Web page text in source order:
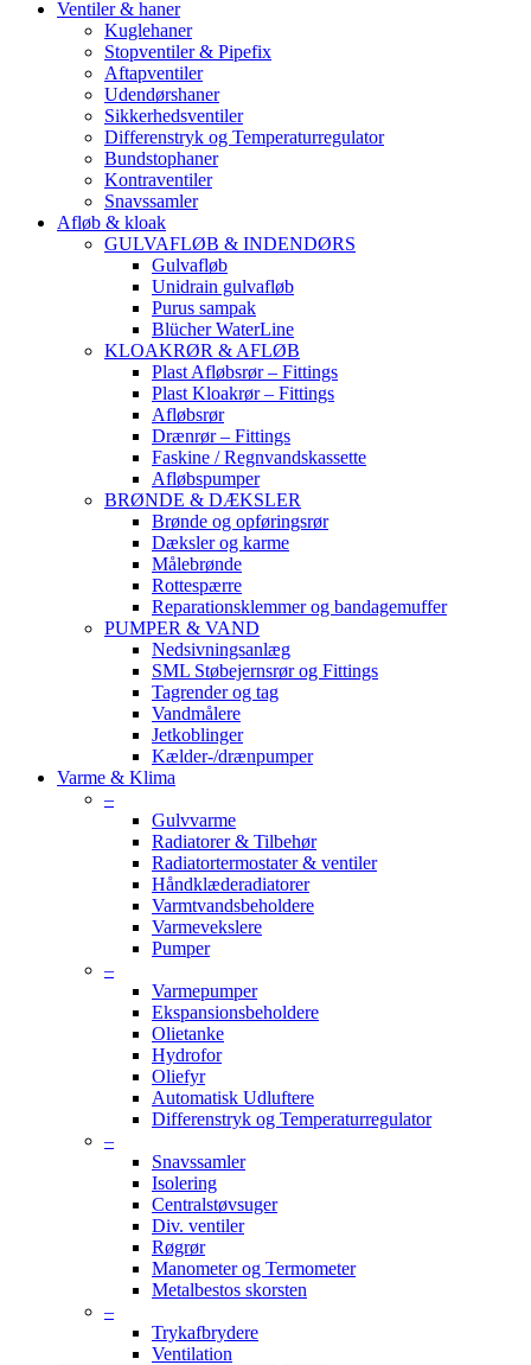
Ventiler & haner
Kuglehaner
Stopventiler & Pipefix
Aftapventiler
Udendørshaner
Sikkerhedsventiler
Differenstryk og Temperaturregulator
Bundstophaner
Kontraventiler
Snavssamler
Afløb & kloak
GULVAFLØB & INDENDØRS
Gulvafløb
Unidrain gulvafløb
Purus sampak
Blücher WaterLine
KLOAKRØR & AFLØB
Plast Afløbsrør – Fittings
Plast Kloakrør – Fittings
Afløbsrør
Drænrør – Fittings
Faskine / Regnvandskassette
Afløbspumper
BRØNDE & DÆKSLER
Brønde og opføringsrør
Dæksler og karme
Målebrønde
Rottespærre
Reparationsklemmer og bandagemuffer
PUMPER & VAND
Nedsivningsanlæg
SML Støbejernsrør og Fittings
Tagrender og tag
Vandmålere
Jetkoblinger
Kælder-/drænpumper
Varme & Klima
–
Gulvvarme
Radiatorer & Tilbehør
Radiatortermostater & ventiler
Håndklæderadiatorer
Varmtvandsbeholdere
Varmevekslere
Pumper
–
Varmepumper
Ekspansionsbeholdere
Olietanke
Hydrofor
Oliefyr
Automatisk Udluftere
Differenstryk og Temperaturregulator
–
Snavssamler
Isolering
Centralstøvsuger
Div. ventiler
Røgrør
Manometer og Termometer
Metalbestos skorsten
–
Trykafbrydere
Ventilation